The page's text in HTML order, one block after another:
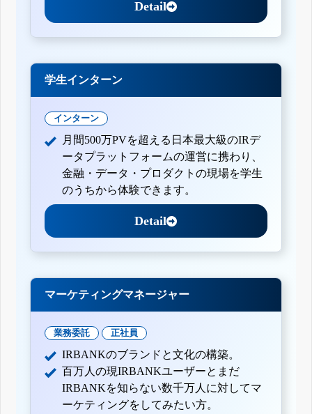
Detail
学生インターン
インターン
月間500万PVを超える日本最大級のIRデ
ータプラットフォームの運営に携わり、
金融・データ・プロダクトの現場を学生
のうちから体験できます。
Detail
マーケティングマネージャー
業務委託 正社員
IRBANKのブランドと文化の構築。
百万人の現IRBANKユーザーとまだ
IRBANKを知らない数千万人に対してマ
ーケティングをしてみたい方。